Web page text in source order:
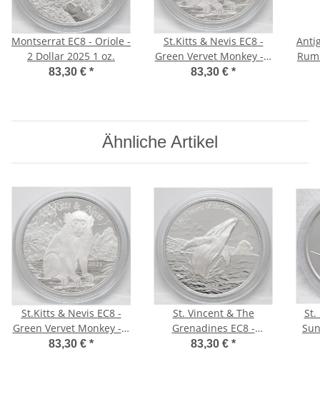
Montserrat EC8 - Oriole -
2 Dollar 2025 1 oz.
83,30 € *
St.Kitts & Nevis EC8 -
Green Vervet Monkey - 2
Dollar 2025 - 1 oz.
83,30 € *
Ähnliche Artikel
St.Kitts & Nevis EC8 -
Green Vervet Monkey - 2
Dollar 2025 - 1 oz.
83,30 € *
St. Vincent & The
Grenadines EC8 -
Humpback Whale - 2
83,30 € *
St.